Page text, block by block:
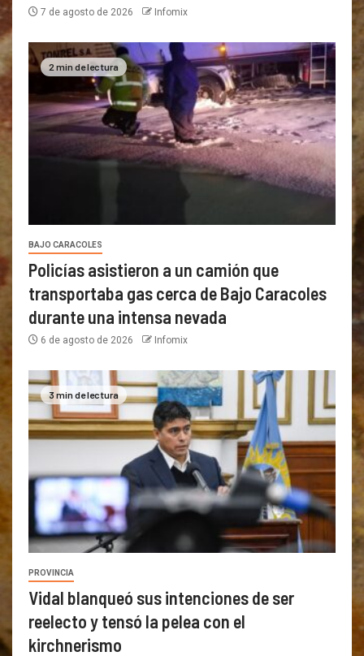
7 de agosto de 2026 Infomix
2 min de lectura
BAJO CARACOLES
Policías asistieron a un camión que
transportaba gas cerca de Bajo Caracoles
durante una intensa nevada
6 de agosto de 2026 Infomix
3 min de lectura
PROVINCIA
Vidal blanqueó sus intenciones de ser
reelecto y tensó la pelea con el
kirchnerismo